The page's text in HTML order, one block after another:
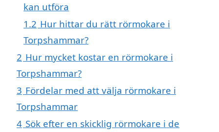
kan utföra
1.2 Hur hittar du rätt rörmokare i
Torpshammar?
2 Hur mycket kostar en rörmokare i
Torpshammar?
3 Fördelar med att välja rörmokare i
Torpshammar
4 Sök efter en skicklig rörmokare i de